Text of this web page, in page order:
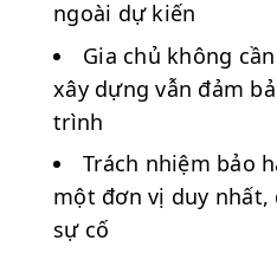
ngoài dự kiến
Gia chủ không
xây dựng vẫn đảm
trình
Trách nhiệm bảo
một đơn vị duy nhất,
sự cố